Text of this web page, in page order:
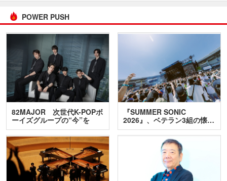
POWER PUSH
82MAJOR 次世代K-POPボ
ーイズグループの“今”を
訊…
『SUMMER SONIC
2026』、ベテラン3組の懐…